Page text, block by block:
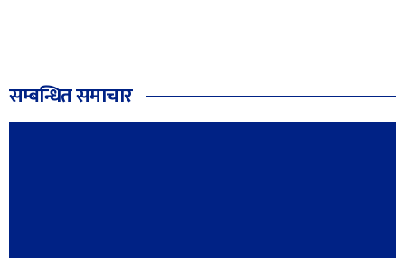
सम्बन्धित समाचार